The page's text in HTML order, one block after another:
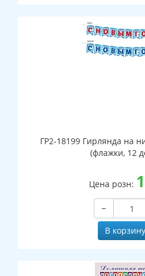
ГР2-18199 Гирлянда на
(флажки, 12
Цена розн:
−
В корзину